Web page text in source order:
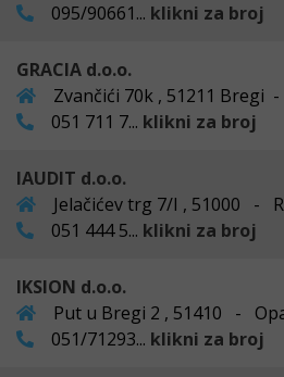
095/90661... klikni za broj
GRACIA d.o.o.
Zvančići 70k , 51211 Bregi
051 711 7... klikni za broj
IAUDIT d.o.o.
Jelačićev trg 7/I , 51000 -
051 444 5... klikni za broj
IKSION d.o.o.
Put u Bregi 2 , 51410 -
051/71293... klikni za broj